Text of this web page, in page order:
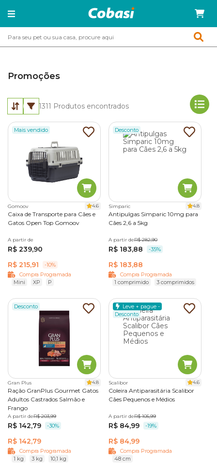
Promoções
1311 Produtos encontrados
Mais vendido
Gomoov 4.6
Caixa de Transporte para Cães e
Gatos Open Top Gomoov
A partir de
R$ 239,90
R$ 215,91
-10%
Compra Programada
Mini
XP P
Desconto
Simparic 4.8
Antipulgas Simparic 10mg para
Cães 2,6 a 5kg
A partir deR$ 282,90
R$ 183,88 -35%
R$ 183,88
Compra Programada
1 comprimido
3 comprimidos
Desconto
Gran Plus 4.8
Ração GranPlus Gourmet Gatos
Adultos Castrados Salmão e
Frango
A partir deR$ 203,99
R$ 142,79 -30%
R$ 142,79
Compra Programada
1 kg
3 kg 10,1 kg
Leve + pague -
Desconto
Scalibor 4.6
Coleira Antiparasitária Scalibor
Cães Pequenos e Médios
A partir deR$ 105,99
R$ 84,99 -19%
R$ 84,99
Compra Programada
48 cm